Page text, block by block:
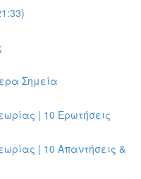
Σημεία
| 10 Ερωτήσεις
| 10 Απαντήσεις &